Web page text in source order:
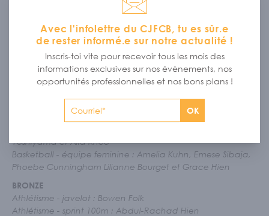
MÉDAILLES ÉDITION 2025
Athlétisme - sprint 200m : Abdul-Rachad Hien
Théâtre : Bao-anh Tuong, Noah Grielens, Rayne Ferradini,
Tina Bakker Vallart et Alya Van Laer
Yoshiyama et Alia Khoo
Basketball - équipe feminine : Amelia Kuhn, Emese Sibaja,
Phoebe Cunningham Lilianne Bourget et Grace Hien
BRONZE
Athlétisme - javelot : Bowen Folk
Athlétisme - sprint 100m : Abdul-Rachad Hien
Avec l'infolettre du CJFCB, tu es sûr.e
de rester informé.e sur notre actualité !
Inscris-toi vite pour recevoir tous les mois des
informations exclusives sur nos évènements, nos
opportunités professionnelles et nos bons plans !
OK